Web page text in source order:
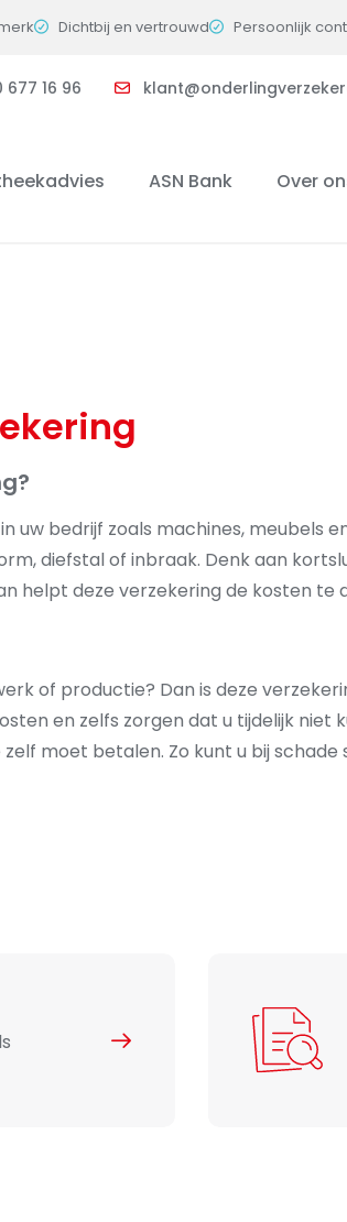
Dichtbij en vertrouwd Persoonlijk
677 16 96
ASN Bank Over
uw bedrijf zoals machines, meubels
diefstal of inbraak. Denk aan
helpt deze verzekering de kosten te
of productie? Dan is deze
en zelfs zorgen dat u tijdelijk niet
moet betalen. Zo kunt u bij schade